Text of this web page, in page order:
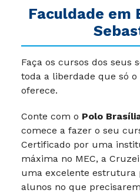
Faculdade em
Faça os cursos dos seus
toda a liberdade que só o
oferece.
Conte com o Polo
comece a fazer o seu
Certificado por uma
máxima no MEC, a
uma excelente estrutura
alunos no que